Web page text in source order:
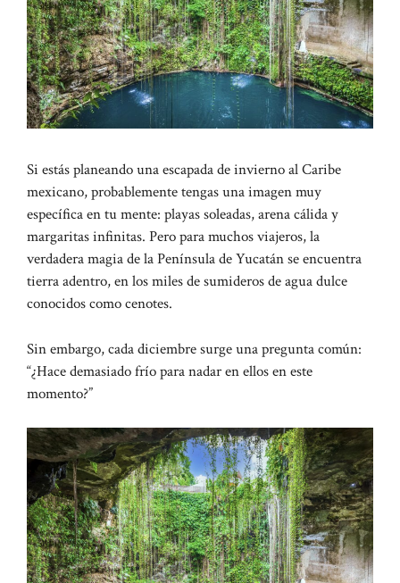
Si estás planeando una escapada de invierno al Caribe
mexicano, probablemente tengas una imagen muy
específica en tu mente: playas soleadas, arena cálida y
margaritas infinitas. Pero para muchos viajeros, la
verdadera magia de la Península de Yucatán se encuentra
tierra adentro, en los miles de sumideros de agua dulce
conocidos como cenotes.
Sin embargo, cada diciembre surge una pregunta común:
“¿Hace demasiado frío para nadar en ellos en este
momento?”